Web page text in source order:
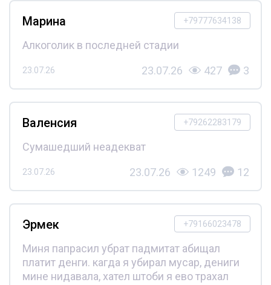
+79777634138
Марина
Алкоголик в последней стадии
23.07.26 23.07.26 427 3
+79262283179
Валенсия
Сумашедший неадекват
23.07.26 23.07.26 1249 12
+79166023478
Эрмек
Миня папрасил убрат падмитат абищал
платит денги. кагда я убирал мусар, дениги
мине нидавала, хател штоби я ево трахал